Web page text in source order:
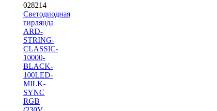
028214
Светодиодная
гирлянда
ARD-
STRING-
CLASSIC-
10000-
BLACK-
100LED-
MILK-
SYNC
RGB